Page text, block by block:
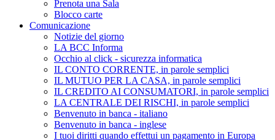
Prenota una Sala
Blocco carte
Comunicazione
Notizie del giorno
LA BCC Informa
Occhio al click - sicurezza informatica
IL CONTO CORRENTE, in parole semplici
IL MUTUO PER LA CASA, in parole semplici
IL CREDITO AI CONSUMATORI, in parole semplici
LA CENTRALE DEI RISCHI, in parole semplici
Benvenuto in banca - italiano
Benvenuto in banca - inglese
I tuoi diritti quando effettui un pagamento in Europa